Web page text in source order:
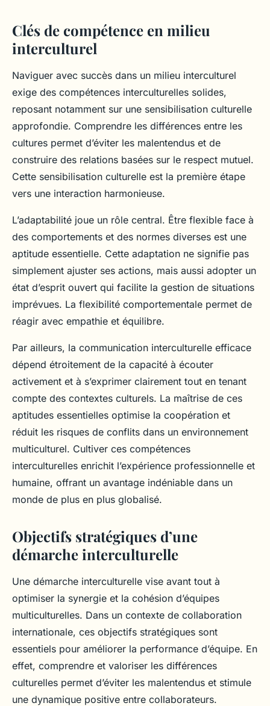
Clés de compétence en milieu
interculturel
Naviguer avec succès dans un milieu interculturel
exige des compétences interculturelles solides,
reposant notamment sur une sensibilisation culturelle
approfondie. Comprendre les différences entre les
cultures permet d’éviter les malentendus et de
construire des relations basées sur le respect mutuel.
Cette sensibilisation culturelle est la première étape
vers une interaction harmonieuse.
L’adaptabilité joue un rôle central. Être flexible face à
des comportements et des normes diverses est une
aptitude essentielle. Cette adaptation ne signifie pas
simplement ajuster ses actions, mais aussi adopter un
état d’esprit ouvert qui facilite la gestion de situations
imprévues. La flexibilité comportementale permet de
réagir avec empathie et équilibre.
Par ailleurs, la communication interculturelle efficace
dépend étroitement de la capacité à écouter
activement et à s’exprimer clairement tout en tenant
compte des contextes culturels. La maîtrise de ces
aptitudes essentielles optimise la coopération et
réduit les risques de conflits dans un environnement
multiculturel. Cultiver ces compétences
interculturelles enrichit l’expérience professionnelle et
humaine, offrant un avantage indéniable dans un
monde de plus en plus globalisé.
Objectifs stratégiques d’une
démarche interculturelle
Une démarche interculturelle vise avant tout à
optimiser la synergie et la cohésion d’équipes
multiculturelles. Dans un contexte de collaboration
internationale, ces objectifs stratégiques sont
essentiels pour améliorer la performance d’équipe. En
effet, comprendre et valoriser les différences
culturelles permet d’éviter les malentendus et stimule
une dynamique positive entre collaborateurs.